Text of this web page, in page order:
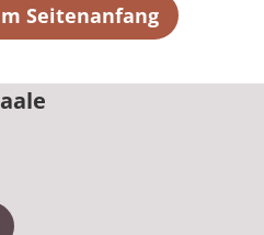
Seitenanfang